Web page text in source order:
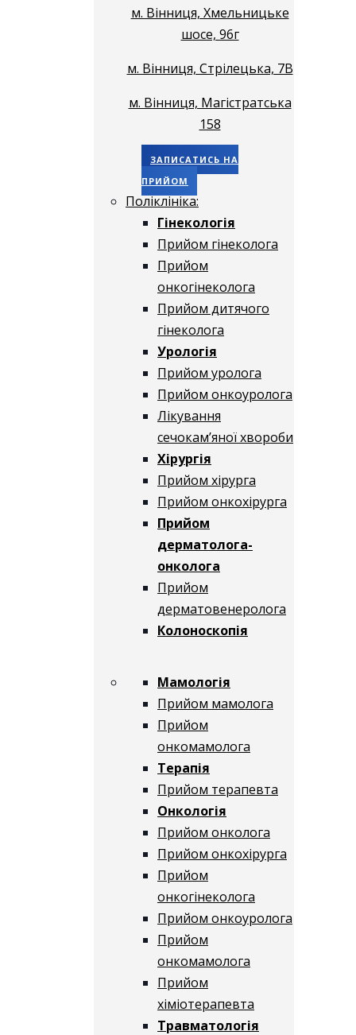
м. Вінниця, Хмельницьке
шосе, 96г
м. Вінниця, Стрілецька, 7В
м. Вінниця, Магістратська
158
ЗАПИСАТИСЬ НА
ПРИЙОМ
Поліклініка:
Гінекологія
Прийом гінеколога
Прийом
онкогінеколога
Прийом дитячого
гінеколога
Урологія
Прийом уролога
Прийом онкоуролога
Лікування
сечокам’яної хвороби
Хірургія
Прийом хірурга
Прийом онкохірурга
Прийом
дерматолога-
онколога
Прийом
дерматовенеролога
Колоноскопія
Мамологія
Прийом мамолога
Прийом
онкомамолога
Терапія
Прийом терапевта
Онкологія
Прийом онколога
Прийом онкохірурга
Прийом
онкогінеколога
Прийом онкоуролога
Прийом
онкомамолога
Прийом
хіміотерапевта
Травматологія